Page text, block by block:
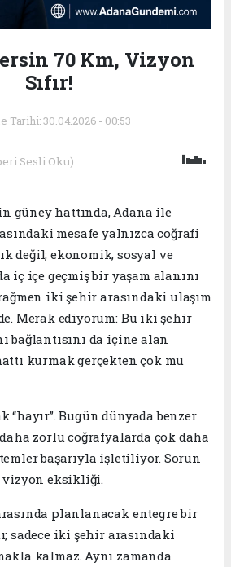
70 Km, Vizyon
Sıfır!
Tarihi: 30.04.2026 - 00:53
Sesli Oku)
güney hattında, Adana ile
mesafe yalnızca coğrafi
değil; ekonomik, sosyal ve
iç içe geçmiş bir yaşam alanını
iki şehir arasındaki ulaşım
Merak ediyorum: Bu iki şehir
bağlantısını da içine alan
kurmak gerçekten çok mu
“hayır”. Bugün dünyada benzer
zorlu coğrafyalarda çok daha
başarıyla işletiliyor. Sorun
eksikliği.
planlanacak entegre bir
sadece iki şehir arasındaki
kalmaz. Aynı zamanda